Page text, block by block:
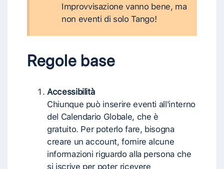
Improvvisazione vanno bene, ma
non eventi di solo Tango!
Regole base
Accessibilità
Chiunque può inserire eventi all'interno
del Calendario Globale, che è
gratuito. Per poterlo fare, bisogna
creare un account, fornire alcune
informazioni riguardo alla persona che
si iscrive per poter ricevere